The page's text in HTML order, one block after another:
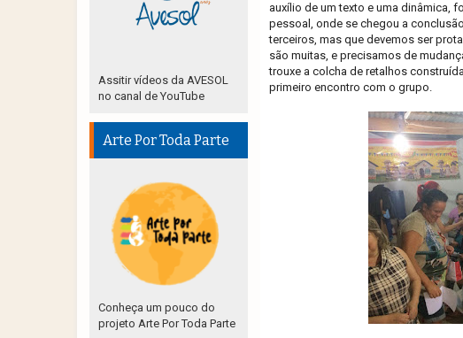
auxílio de um texto e uma dinâmica,
pessoal, onde se chegou a
terceiros, mas que devemos ser
são muitas, e precisamos de
trouxe a colcha de retalhos
primeiro encontro com o grupo.
Assitir vídeos da AVESOL
no canal de YouTube
Arte Por Toda Parte
Conheça um pouco do
projeto Arte Por Toda Parte